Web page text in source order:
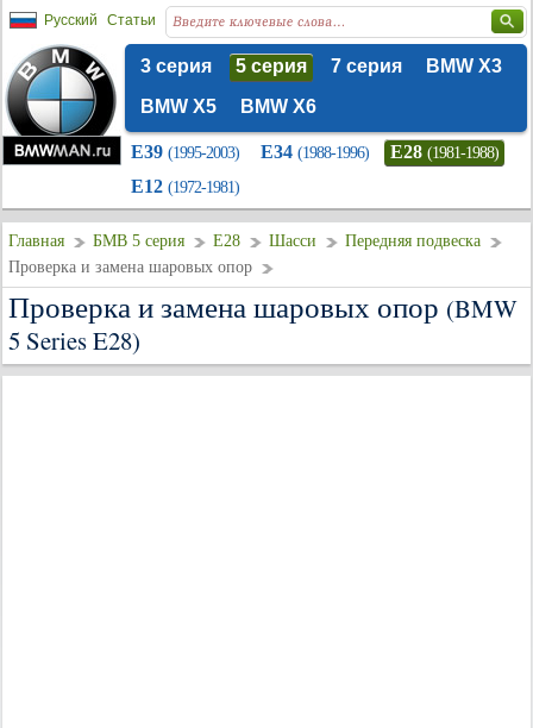
Русский Статьи
3 серия 5 серия 7 серия
BMW X3
BMW X5
BMW X6
E39 (1995-2003) E34 (1988-1996) E28 (1981-1988)
E12 (1972-1981)
Главная БМВ 5 серия E28 Шасси
Передняя подвеска
Проверка и замена шаровых опор
Проверка и замена шаровых опор (BMW
5 Series E28)